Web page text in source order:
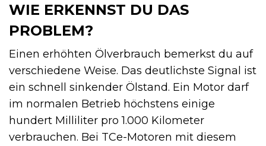
WIE ERKENNST DU DAS
PROBLEM?
Einen erhöhten Ölverbrauch bemerkst du auf
verschiedene Weise. Das deutlichste Signal ist
ein schnell sinkender Ölstand. Ein Motor darf
im normalen Betrieb höchstens einige
hundert Milliliter pro 1.000 Kilometer
verbrauchen. Bei TCe-Motoren mit diesem